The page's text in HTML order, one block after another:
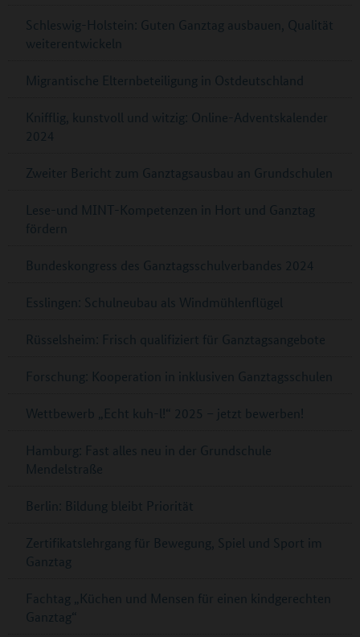
Schleswig-Holstein: Guten Ganztag ausbauen, Qualität
weiterentwickeln
Migrantische Elternbeteiligung in Ostdeutschland
Knifflig, kunstvoll und witzig: Online-Adventskalender
2024
Zweiter Bericht zum Ganztagsausbau an Grundschulen
Lese-und MINT-Kompetenzen in Hort und Ganztag
fördern
Bundeskongress des Ganztagsschulverbandes 2024
Esslingen: Schulneubau als Windmühlenflügel
Rüsselsheim: Frisch qualifiziert für Ganztagsangebote
Forschung: Kooperation in inklusiven Ganztagsschulen
Wettbewerb „Echt kuh-l!“ 2025 – jetzt bewerben!
Hamburg: Fast alles neu in der Grundschule
Mendelstraße
Berlin: Bildung bleibt Priorität
Zertifikatslehrgang für Bewegung, Spiel und Sport im
Ganztag
Fachtag „Küchen und Mensen für einen kindgerechten
Ganztag“